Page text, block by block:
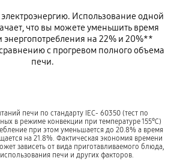
Использование одной
что вы можете уменьшить время
энергопотребления на 22% и 20%**
с прогревом полного объема
печи.
печи по стандарту IEC- 60350 (тест по
в режиме конвекции при температуре 155℃)
при этом уменьшается до 20.8% а время
на 21.8%. Фактическая экономия времени
зависеть от вида приготавливаемого блюда,
печи и других факторов.